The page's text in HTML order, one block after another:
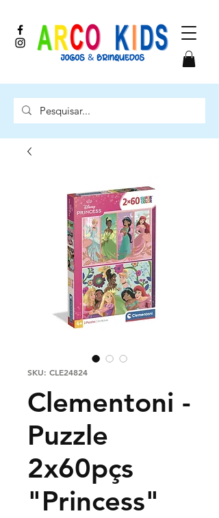
SKU: CLE24824
Clementoni -
Puzzle
2x60pçs
"Princess"